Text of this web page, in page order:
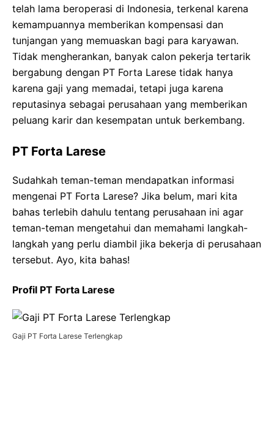
telah lama beroperasi di Indonesia, terkenal karena
kemampuannya memberikan kompensasi dan
tunjangan yang memuaskan bagi para karyawan.
Tidak mengherankan, banyak calon pekerja tertarik
bergabung dengan PT Forta Larese tidak hanya
karena gaji yang memadai, tetapi juga karena
reputasinya sebagai perusahaan yang memberikan
peluang karir dan kesempatan untuk berkembang.
PT Forta Larese
Sudahkah teman-teman mendapatkan informasi
mengenai PT Forta Larese? Jika belum, mari kita
bahas terlebih dahulu tentang perusahaan ini agar
teman-teman mengetahui dan memahami langkah-
langkah yang perlu diambil jika bekerja di perusahaan
tersebut. Ayo, kita bahas!
Profil PT Forta Larese
Gaji PT Forta Larese Terlengkap